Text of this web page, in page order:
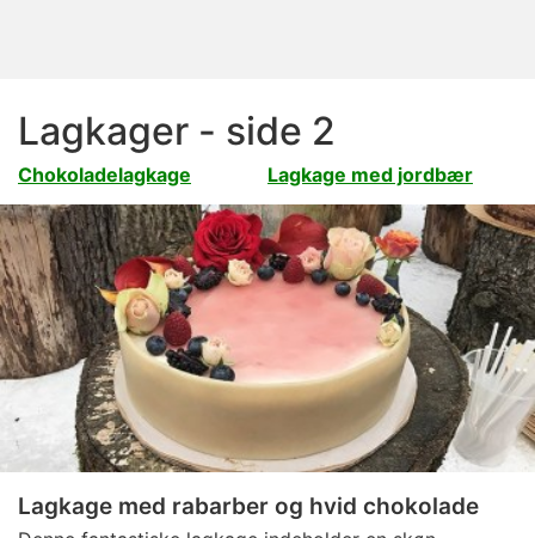
Lagkager - side 2
Chokoladelagkage Lagkage med jordbær
Lagkage med rabarber og hvid chokolade